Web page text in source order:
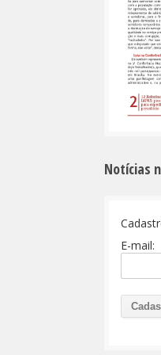
Notícias
E-mail: